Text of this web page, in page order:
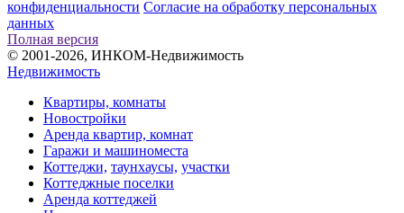
конфиденциальности Согласие на обработку персональных
данных
Полная версия
© 2001-2026, ИНКОМ-Недвижимость
Недвижимость
Квартиры, комнаты
Новостройки
Аренда квартир, комнат
Гаражи и машиноместа
Коттеджи, таунхаусы, участки
Коттеджные поселки
Аренда коттеджей